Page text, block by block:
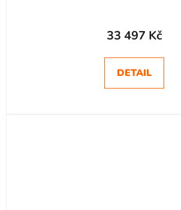
33 497 Kč
DETAIL